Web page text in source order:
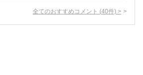
全てのおすすめコメント (40件) >